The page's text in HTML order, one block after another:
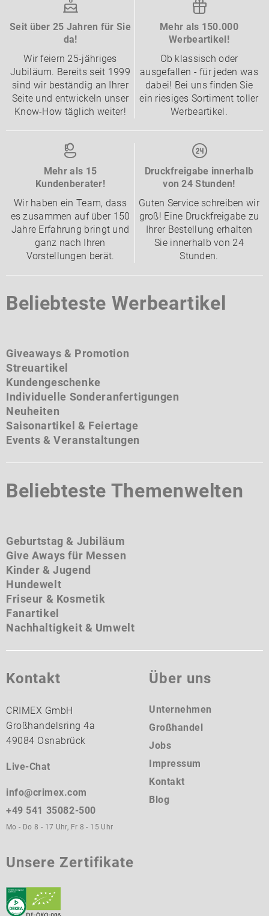
Seit über 25 Jahren für Sie
da!
Wir feiern 25-jähriges
Jubiläum. Bereits seit 1999
sind wir beständig an Ihrer
Seite und entwickeln unser
Know-How täglich weiter!
Mehr als 150.000
Werbeartikel!
Ob klassisch oder
ausgefallen - für jeden was
dabei! Bei uns finden Sie
ein riesiges Sortiment toller
Werbeartikel.
Mehr als 15
Kundenberater!
Wir haben ein Team, dass
es zusammen auf über 150
Jahre Erfahrung bringt und
ganz nach Ihren
Vorstellungen berät.
Druckfreigabe innerhalb
von 24 Stunden!
Guten Service schreiben wir
groß! Eine Druckfreigabe zu
Ihrer Bestellung erhalten
Sie innerhalb von 24
Stunden.
Beliebteste Werbeartikel
Giveaways & Promotion
Streuartikel
Kundengeschenke
Individuelle Sonderanfertigungen
Neuheiten
Saisonartikel & Feiertage
Events & Veranstaltungen
Beliebteste Themenwelten
Geburtstag & Jubiläum
Give Aways für Messen
Kinder & Jugend
Hundewelt
Friseur & Kosmetik
Fanartikel
Nachhaltigkeit & Umwelt
Kontakt
CRIMEX GmbH
Großhandelsring 4a
49084 Osnabrück
Live-Chat
info@crimex.com
+49 541 35082-500
Mo - Do 8 - 17 Uhr, Fr 8 - 15 Uhr
Über uns
Unternehmen
Großhandel
Jobs
Impressum
Kontakt
Blog
Unsere Zertifikate